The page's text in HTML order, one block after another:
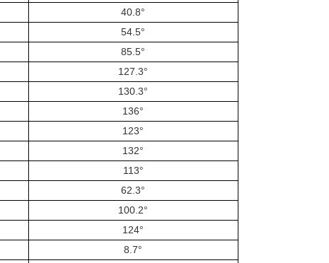
40.8°
54.5°
85.5°
127.3°
130.3°
136°
123°
132°
113°
62.3°
100.2°
124°
8.7°